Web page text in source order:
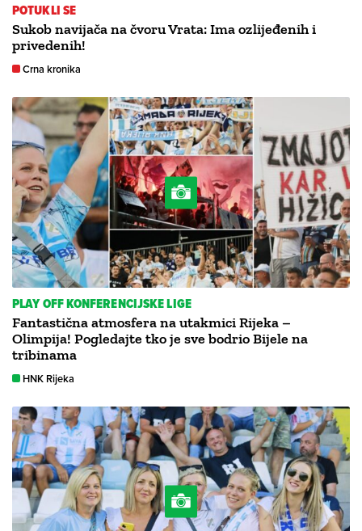
POTUKLI SE
Sukob navijača na čvoru Vrata: Ima ozlijeđenih i
privedenih!
Crna kronika
PLAY OFF KONFERENCIJSKE LIGE
Fantastična atmosfera na utakmici Rijeka –
Olimpija! Pogledajte tko je sve bodrio Bijele na
tribinama
HNK Rijeka